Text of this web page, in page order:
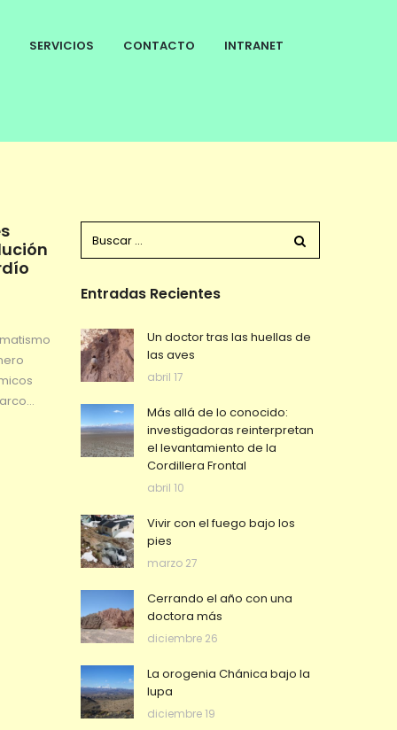
SERVICIOS CONTACTO INTRANET
Entradas Recientes
Un doctor tras las huellas de
las aves
abril 17
Más allá de lo conocido:
investigadoras reinterpretan
el levantamiento de la
Cordillera Frontal
abril 10
Vivir con el fuego bajo los
pies
marzo 27
Cerrando el año con una
doctora más
diciembre 26
La orogenia Chánica bajo la
lupa
diciembre 19